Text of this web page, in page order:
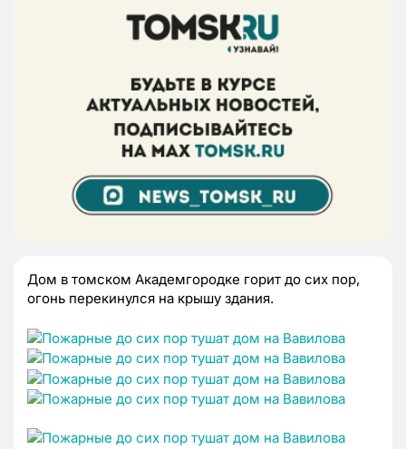
Дом в томском Академгородке горит до сих пор,
огонь перекинулся на крышу здания.